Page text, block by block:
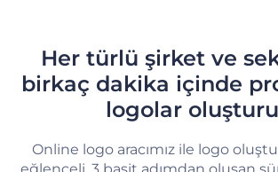
Her türlü şirket ve
birkaç dakika içinde
logolar
Online logo aracımız ile logo
eğlenceli. 3 basit adımdan oluşan